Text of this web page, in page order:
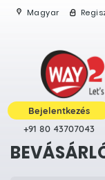
Magyar
Bejelentkezés
+91 80 43707043